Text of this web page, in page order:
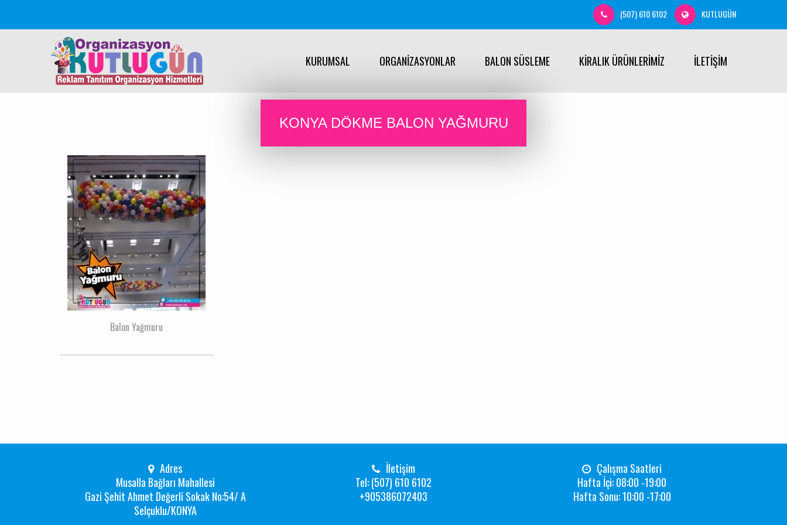
(507) 610 6102 KUTLUGÜN
KURUMSAL ORGANİZASYONLAR BALON SÜSLEME KİRALIK ÜRÜNLERİMİZ İLETİŞİM
KONYA DÖKME BALON YAĞMURU
Balon Yağmuru
Adres
Musalla Bağları Mahallesi
Gazi Şehit Ahmet Değerli Sokak No:54/ A
Selçuklu/KONYA
İletişim
Tel: (507) 610 6102
+905386072403
Çalışma Saatleri
Hafta İçi: 08:00 -19:00
Hafta Sonu: 10:00 -17:00